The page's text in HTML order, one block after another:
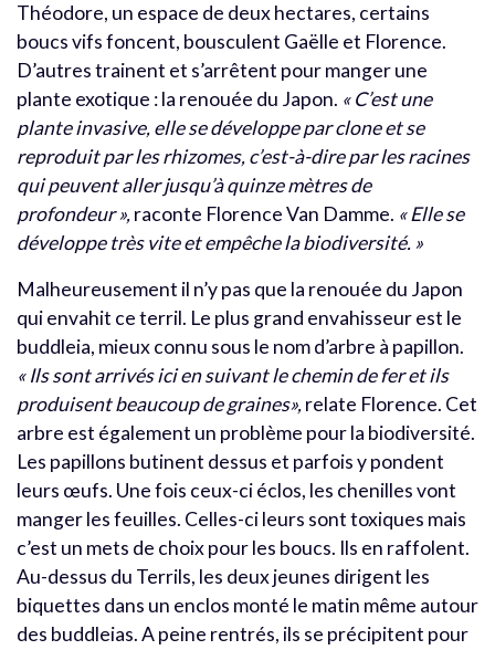
Théodore, un espace de deux hectares, certains
boucs vifs foncent, bousculent Gaëlle et Florence.
D’autres trainent et s’arrêtent pour manger une
plante exotique : la renouée du Japon. « C’est une
plante invasive, elle se développe par clone et se
reproduit par les rhizomes, c’est-à-dire par les racines
qui peuvent aller jusqu’à quinze mètres de
profondeur »,raconte Florence Van Damme. « Elle se
développe très vite et empêche la biodiversité. »
Malheureusement il n’y pas que la renouée du Japon
qui envahit ce terril. Le plus grand envahisseur est le
buddleia, mieux connu sous le nom d’arbre à papillon.
« Ils sont arrivés ici en suivant le chemin de fer et ils
produisent beaucoup de graines»,relate Florence. Cet
arbre est également un problème pour la biodiversité.
Les papillons butinent dessus et parfois y pondent
leurs œufs. Une fois ceux-ci éclos, les chenilles vont
manger les feuilles. Celles-ci leurs sont toxiques mais
c’est un mets de choix pour les boucs. Ils en raffolent.
Au-dessus du Terrils, les deux jeunes dirigent les
biquettes dans un enclos monté le matin même autour
des buddleias. A peine rentrés, ils se précipitent pour